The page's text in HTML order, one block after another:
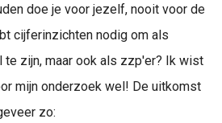
doe je voor jezelf, nooit voor de
cijferinzichten nodig om als
te zijn, maar ook als zzp'er? Ik wist
mijn onderzoek wel! De uitkomst
zo: